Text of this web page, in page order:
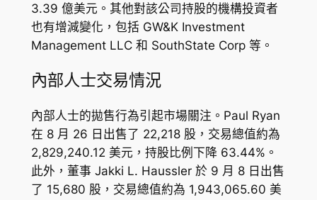
3.39 億美元。其他對該公司持股的機構投資者
也有增減變化，包括 GW&K Investment
Management LLC 和 SouthState Corp 等。
內部人士交易情況
內部人士的拋售行為引起市場關注。Paul Ryan
在 8 月 26 日出售了 22,218 股，交易總值約為
2,829,240.12 美元，持股比例下降 63.44%。
此外，董事 Jakki L. Haussler 於 9 月 8 日出售
了 15,680 股，交易總值約為 1,943,065.60 美